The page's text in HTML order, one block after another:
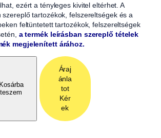
ezért a tényleges kivitel eltérhet. A
tartozékok, felszereltségek és a
feltüntetett tartozékok, felszereltségek
a termék leírásban szereplő tételek
megjelenített árához.
Kosárba
teszem
Áraj
ánla
tot
Kér
ek